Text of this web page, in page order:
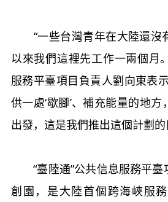
“一些台灣青年在大陸還沒
以來我們這裡先工作一兩個月
服務平臺項目負責人劉向東表
供一處‘歇腳’、補充能量的地
出發，這是我們推出這個計劃的
“臺陸通”公共信息服務平臺
創園，是大陸首個跨海峽服